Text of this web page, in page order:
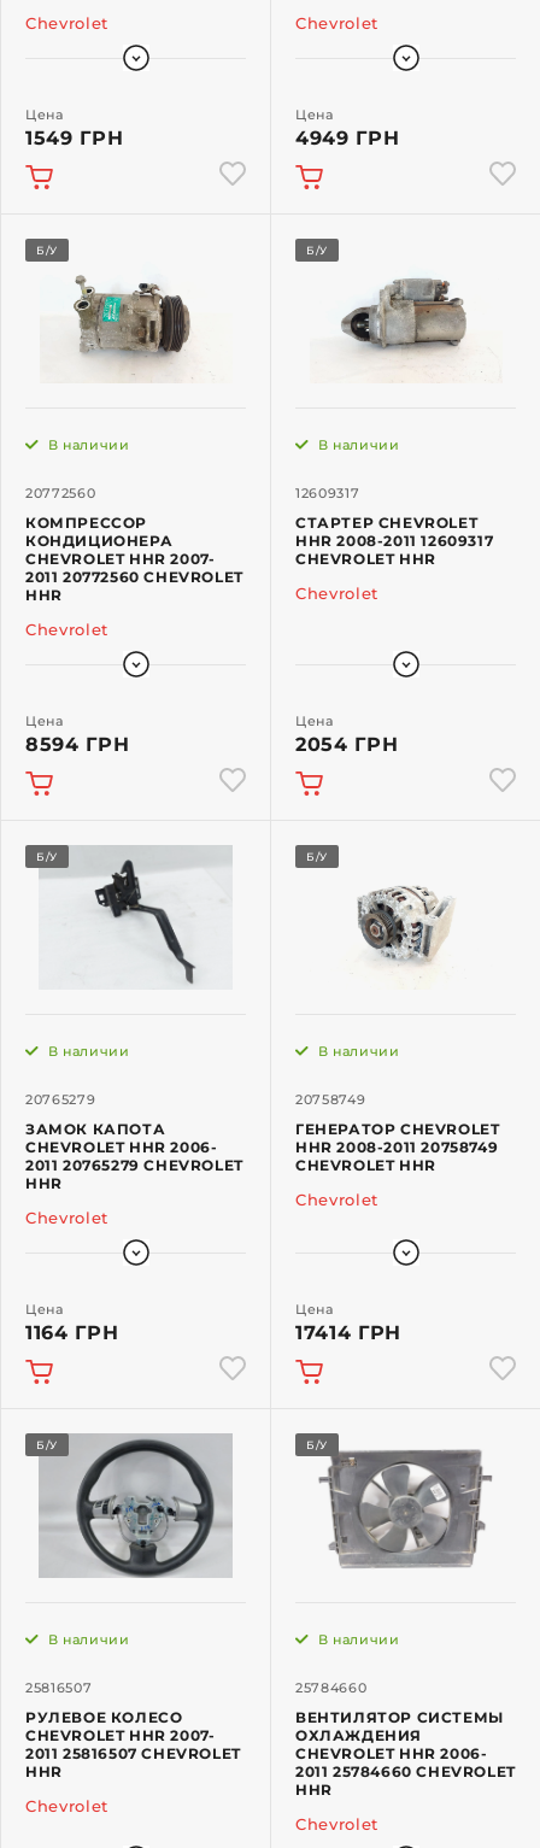
Chevrolet
Цена
1549 ГРН
Chevrolet
Цена
4949 ГРН
Б/У
20772560
В наличии
КОМПРЕССОР
КОНДИЦИОНЕРА
CHEVROLET HHR 2007-
2011 20772560 CHEVROLET
HHR
Chevrolet
Цена
8594 ГРН
Б/У
12609317
В наличии
СТАРТЕР CHEVROLET
HHR 2008-2011 12609317
CHEVROLET HHR
Chevrolet
Цена
2054 ГРН
Б/У
20765279
В наличии
ЗАМОК КАПОТА
CHEVROLET HHR 2006-
2011 20765279 CHEVROLET
HHR
Chevrolet
Цена
1164 ГРН
Б/У
20758749
В наличии
ГЕНЕРАТОР CHEVROLET
HHR 2008-2011 20758749
CHEVROLET HHR
Chevrolet
Цена
17414 ГРН
Б/У
25816507
В наличии
РУЛЕВОЕ КОЛЕСО
CHEVROLET HHR 2007-
2011 25816507 CHEVROLET
HHR
Chevrolet
Б/У
25784660
В наличии
ВЕНТИЛЯТОР СИСТЕМЫ
ОХЛАЖДЕНИЯ
CHEVROLET HHR 2006-
2011 25784660 CHEVROLET
HHR
Chevrolet